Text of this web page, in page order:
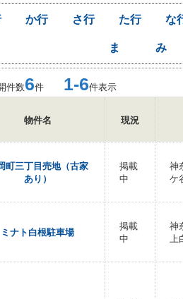
か行 さ行 た行 な
ま み
件数6件 1-6件表示
物件名 現況
町三丁目売地（古家
あり）
掲載
中
神
ケ
ミナト白根駐車場
掲載
中
神
上